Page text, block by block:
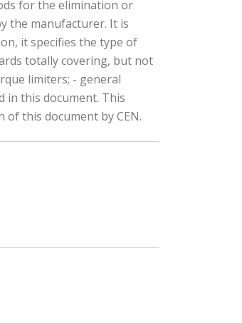
for the elimination or
the manufacturer. It is
it specifies the type of
totally covering, but not
limiters; - general
in this document. This
this document by CEN.